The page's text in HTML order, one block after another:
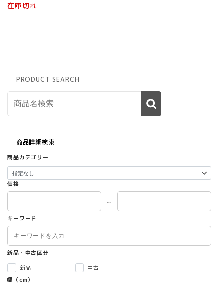
在庫切れ
PRODUCT SEARCH
商品詳細検索
商品カテゴリー
価格
～
キーワード
新品・中古区分
新品
中古
幅（cm）